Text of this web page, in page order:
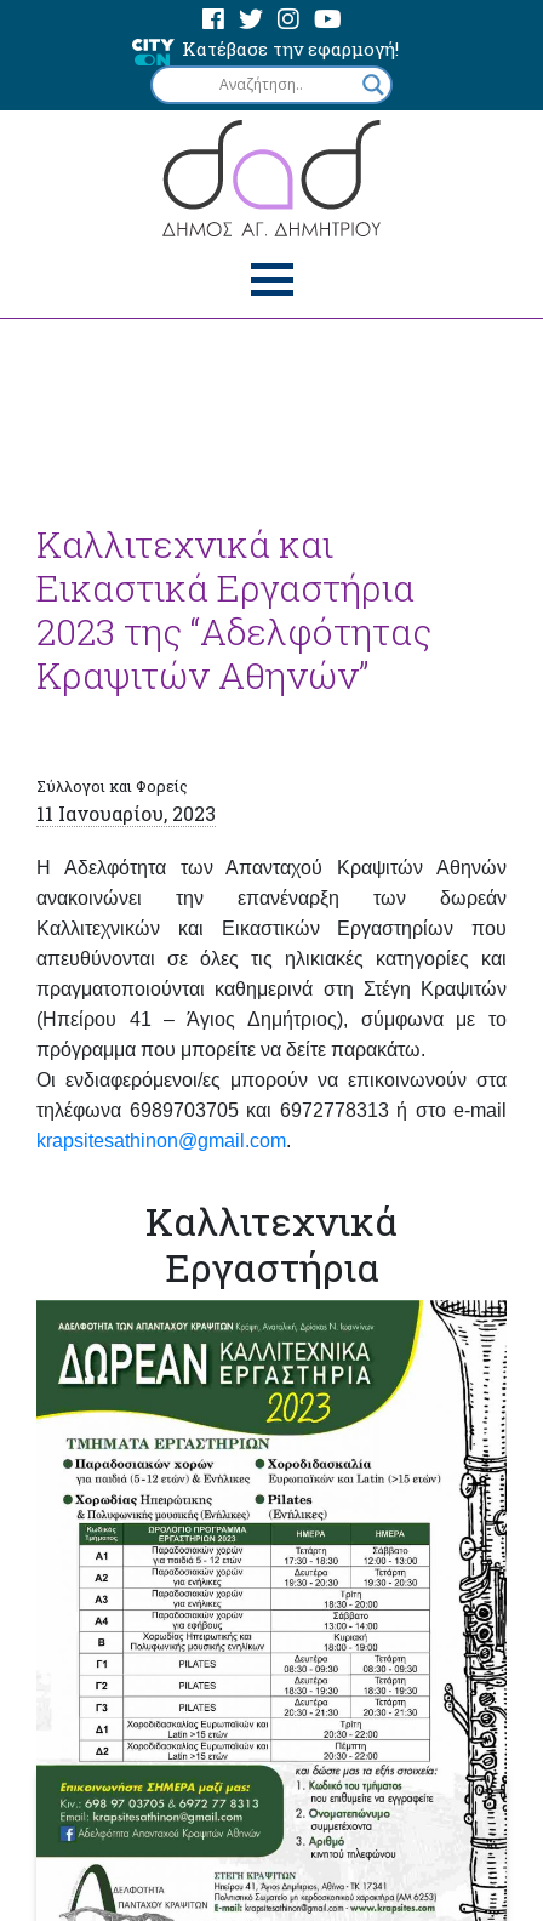
Κατέβασε την εφαρμογή!
Καλλιτεχνικά και
Εικαστικά Εργαστήρια
2023 της “Αδελφότητας
Κραψιτών Αθηνών”
Σύλλογοι και Φορείς
11 Ιανουαρίου, 2023
Η Αδελφότητα των Απανταχού Κραψιτών Αθηνών
ανακοινώνει την επανέναρξη των δωρεάν
Καλλιτεχνικών και Εικαστικών Εργαστηρίων που
απευθύνονται σε όλες τις ηλικιακές κατηγορίες και
πραγματοποιούνται καθημερινά στη Στέγη Κραψιτών
(Ηπείρου 41 – Άγιος Δημήτριος), σύμφωνα με το
πρόγραμμα που μπορείτε να δείτε παρακάτω.
Οι ενδιαφερόμενοι/ες μπορούν να επικοινωνούν στα
τηλέφωνα 6989703705και 6972778313ή στο e-mail
krapsitesathinon@gmail.com.
Καλλιτεχνικά
Εργαστήρια